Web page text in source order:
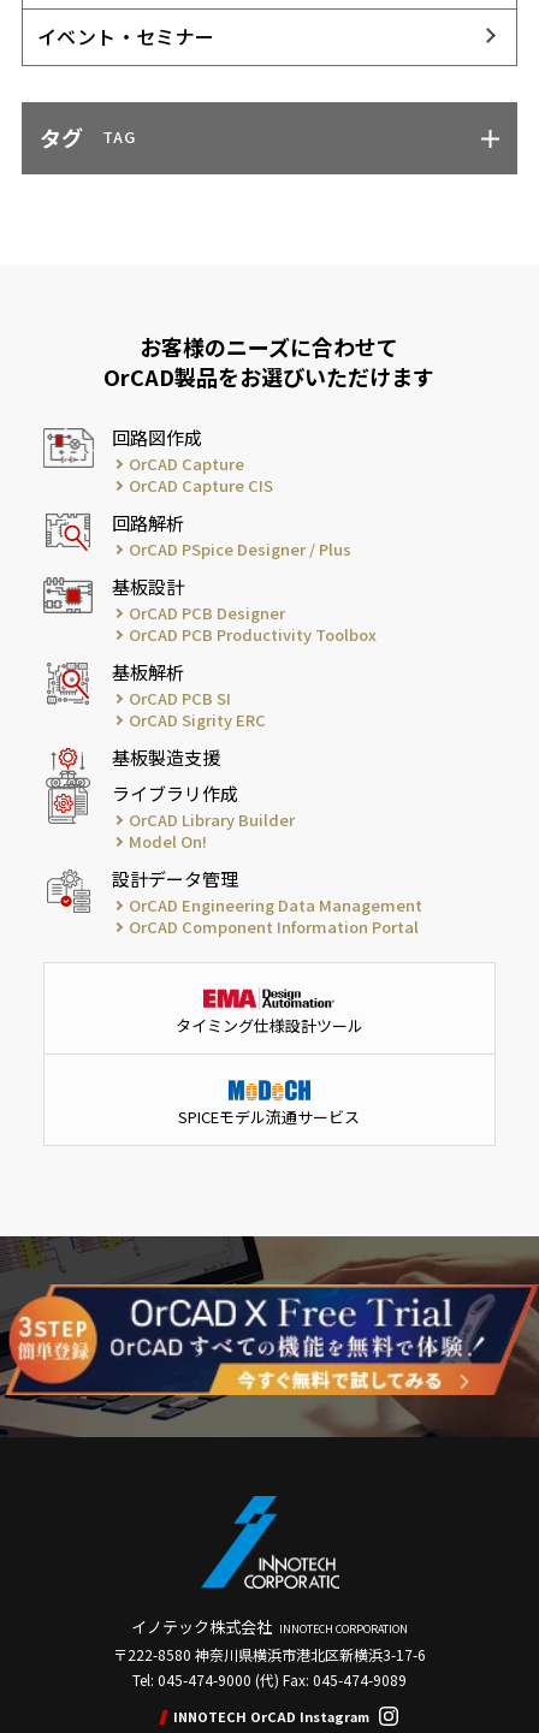
イベント・セミナー
タグ TAG
お客様のニーズに合わせて
OrCAD製品をお選びいただけます
回路図作成
OrCAD Capture
OrCAD Capture CIS
回路解析
OrCAD PSpice Designer / Plus
基板設計
OrCAD PCB Designer
OrCAD PCB Productivity Toolbox
基板解析
OrCAD PCB SI
OrCAD Sigrity ERC
基板製造支援
ライブラリ作成
OrCAD Library Builder
Model On!
設計データ管理
OrCAD Engineering Data Management
OrCAD Component Information Portal
タイミング仕様設計ツール
SPICEモデル流通サービス
イノテック株式会社 INNOTECH CORPORATION
〒222-8580 神奈川県横浜市港北区新横浜3-17-6
Tel: 045-474-9000 (代) Fax: 045-474-9089
INNOTECH OrCAD Instagram